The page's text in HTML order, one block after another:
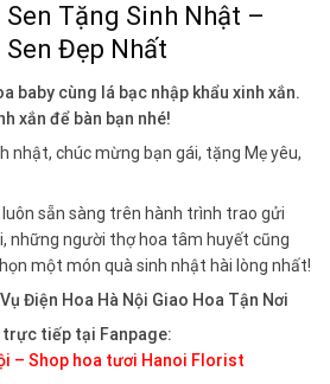
Tặng Sinh Nhật –
Đẹp Nhất
baby cùng lá bạc nhập khẩu xinh xắn.
xắn để bàn bạn nhé!
nhật, chúc mừng bạn gái, tặng Mẹ yêu,
sẵn sàng trên hành trình trao gửi
những người thợ hoa tâm huyết cũng
một món quà sinh nhật hài lòng nhất!
Điện Hoa Hà Nội Giao Hoa Tận Nơi
trực tiếp tại Fanpage:
– Shop hoa tươi Hanoi Florist